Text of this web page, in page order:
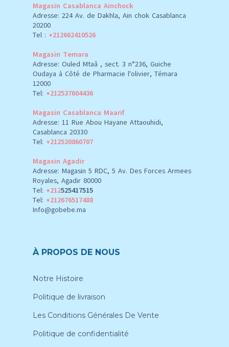
Magasin Casablanca Ainchock
Adresse: 224 Av. de Dakhla, Ain chok Casablanca
20200
Tel : +212662410526
Magasin Temara
Adresse: Ouled Mtaâ , sect. 3 n°236, Guiche
Oudaya à Côté de Pharmacie l'olivier, Témara
12000
Tel: +212537604436
Magasin Casablanca Maarif
Adresse: 11 Rue Abou Hayane Attaouhidi,
Casablanca 20330
Tel: +212520860707
Magasin Agadir
Adresse: Magasin 5 RDC, 5 Av. Des Forces Armees
Royales, Agadir 80000
Tel: +212525417515
Tel: +212676517488
Info@gobebe.ma
À PROPOS DE NOUS
Notre Histoire
Politique de livraison
Les Conditions Générales De Vente
Politique de confidentialité